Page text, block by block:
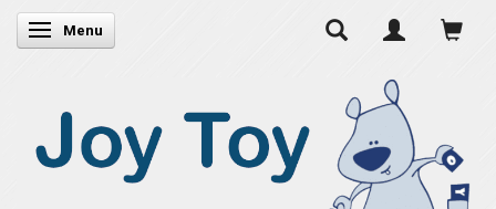
Skifte navigation
Menu